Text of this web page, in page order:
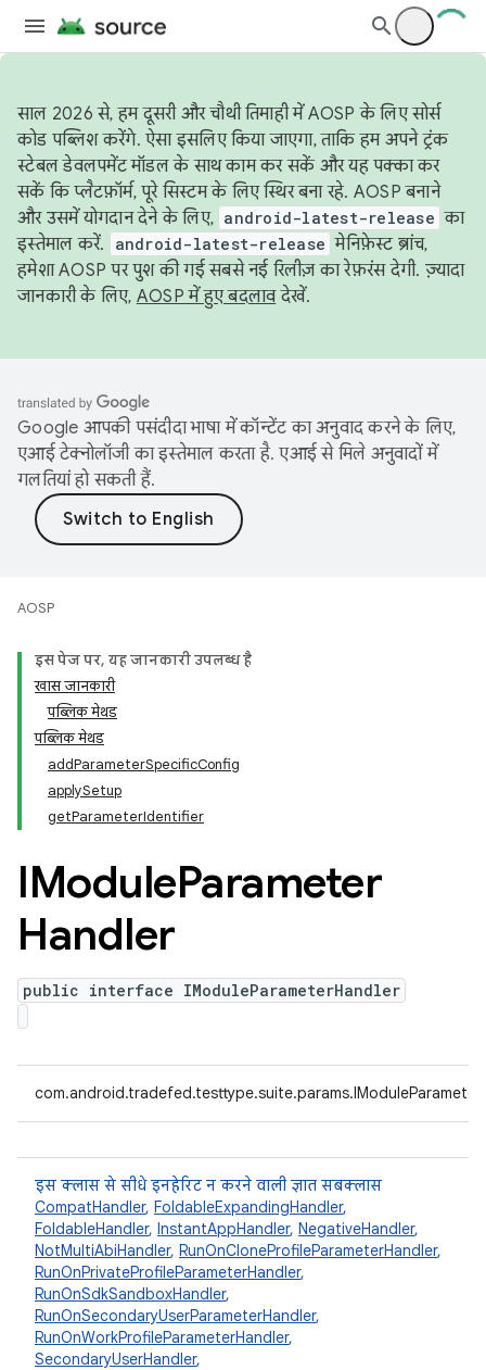
साल 2026 से, हम दूसरी और चौथी तिमाही में AOSP के लिए सोर्स
कोड पब्लिश करेंगे. ऐसा इसलिए किया जाएगा, ताकि हम अपने ट्रंक
स्टेबल डेवलपमेंट मॉडल के साथ काम कर सकें और यह पक्का कर
सकें कि प्लैटफ़ॉर्म, पूरे सिस्टम के लिए स्थिर बना रहे. AOSP बनाने
और उसमें योगदान देने के लिए, android-latest-release का
इस्तेमाल करें.
android-latest-release मेनिफ़ेस्ट ब्रांच,
हमेशा AOSP पर पुश की गई सबसे नई रिलीज़ का रेफ़रंस देगी. ज़्यादा
जानकारी के लिए, AOSP में हुए बदलावदेखें.
Google आपकी पसंदीदा भाषा में कॉन्टेंट का अनुवाद करने के लिए,
एआई टेक्नोलॉजी का इस्तेमाल करता है. एआई से मिले अनुवादों में
गलतियां हो सकती हैं.
AOSP
इस पेज पर, यह जानकारी उपलब्ध है
खास जानकारी
पब्लिक मेथड
पब्लिक मेथड
addParameterSpecificConfig
applySetup
getParameterIdentifier
IModuleParameter
Handler
public interface IModuleParameterHandler
इस क्लास से सीधे इनहेरिट न करने वाली ज्ञात सबक्लास
CompatHandler, FoldableExpandingHandler,
FoldableHandler, InstantAppHandler, NegativeHandler,
NotMultiAbiHandler, RunOnCloneProfileParameterHandler,
RunOnPrivateProfileParameterHandler,
RunOnSdkSandboxHandler,
RunOnSecondaryUserParameterHandler,
RunOnWorkProfileParameterHandler,
SecondaryUserHandler,